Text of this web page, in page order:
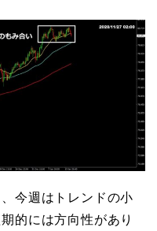
今週はトレンドの小
的には方向性があり